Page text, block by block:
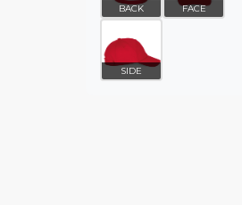
BACK FACE
SIDE